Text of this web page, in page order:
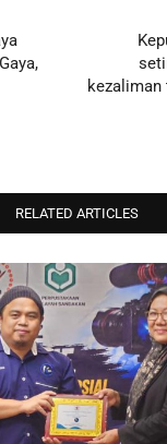
RELATED ARTICLES